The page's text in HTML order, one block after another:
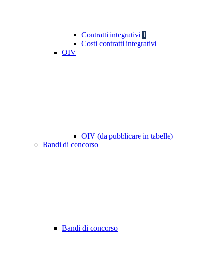
Contratti integrativi 1
Costi contratti integrativi
OIV
OIV (da pubblicare in tabelle)
Bandi di concorso
Bandi di concorso